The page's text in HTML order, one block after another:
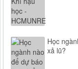
Học
xả lũ?